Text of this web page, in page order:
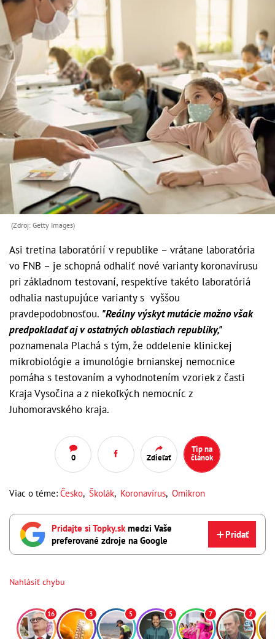
(Zdroj: Getty Images)
Asi tretina laboratórií v republike – vrátane laboratória
vo FNB – je schopná odhaliť nové varianty koronavírusu
pri základnom testovaní, respektíve takéto laboratóriá
odhalia nastupujúce varianty s vyššou
pravdepodobnosťou. "Reálny výskyt mutácie možno však
predpokladať aj v ostatných oblastiach republiky,"
poznamenala Plachá s tým, že oddelenie klinickej
mikrobiológie a imunológie brnianskej nemocnice
pomáha s testovaním a vyhodnotením vzoriek z časti
Kraja Vysočina a z niekoľkých nemocníc z
Juhomoravského kraja.
0 Zdieľať
Tip na
článok
Viac o téme: Česko, Školák, Koronavírus, Omikron
Pridajte si Topky.sk medzi Vaše
preferované zdroje na Google
Pridať
Nahlásiť chybu
16 3 5 5 7 2